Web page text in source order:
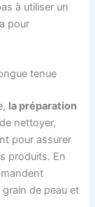
à utiliser un
pour
tenue
la préparation
nettoyer,
pour assurer
produits. En
grain de peau et